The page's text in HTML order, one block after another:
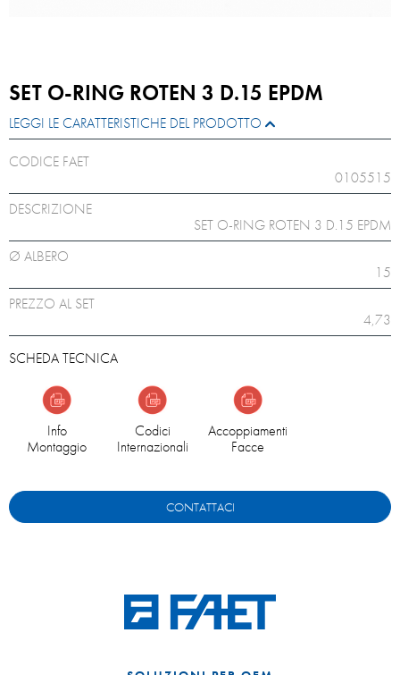
SET O-RING ROTEN 3 D.15 EPDM
LEGGI LE CARATTERISTICHE DEL PRODOTTO
CODICE FAET
0105515
DESCRIZIONE
SET O-RING ROTEN 3 D.15 EPDM
Ø ALBERO
15
PREZZO AL SET
4,73
SCHEDA TECNICA
Info
Montaggio
Codici
Internazionali
Accoppiamenti
Facce
CONTATTACI